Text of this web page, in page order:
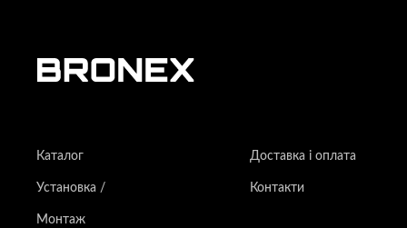
Каталог Доставка і оплата
Установка /
Монтаж
Контакти